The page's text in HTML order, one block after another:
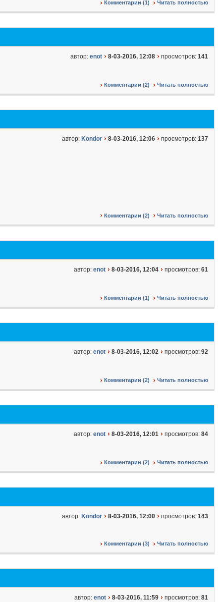
Комментарии (1) Читать полностью
автор: enot 8-03-2016, 12:08 просмотров: 141
Комментарии (2) Читать полностью
автор: Kondor 8-03-2016, 12:06 просмотров: 137
Комментарии (2) Читать полностью
автор: enot 8-03-2016, 12:04 просмотров: 61
Комментарии (1) Читать полностью
автор: enot 8-03-2016, 12:02 просмотров: 92
Комментарии (2) Читать полностью
автор: enot 8-03-2016, 12:01 просмотров: 84
Комментарии (2) Читать полностью
автор: Kondor 8-03-2016, 12:00 просмотров: 143
Комментарии (3) Читать полностью
автор: enot 8-03-2016, 11:59 просмотров: 81